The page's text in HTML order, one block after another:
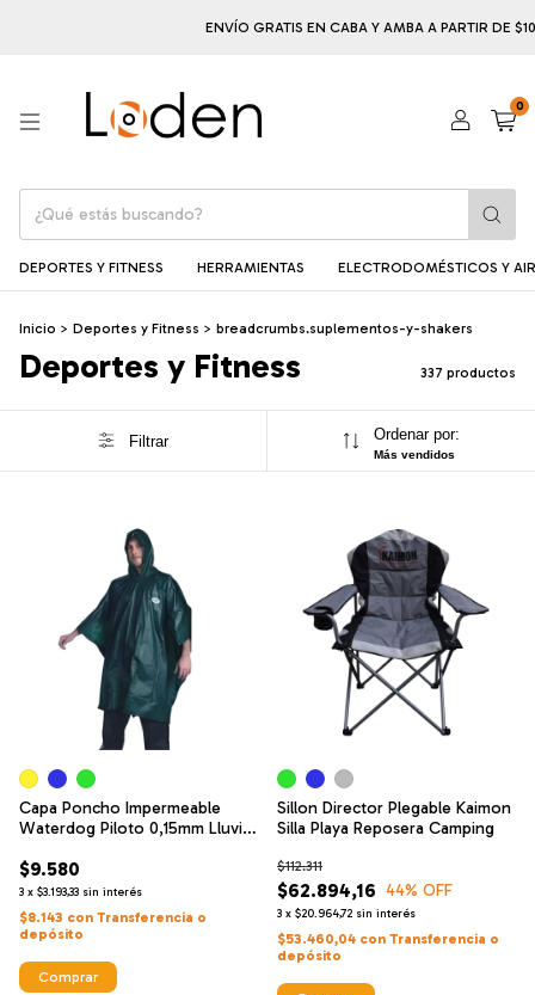
ENVÍO GRATIS EN CABA Y AMBA A PARTIR DE $100.000
0
DEPORTES Y FITNESS HERRAMIENTAS ELECTRODOMÉSTICOS Y
Inicio > Deportes y Fitness > breadcrumbs.suplementos-y-shakers
Deportes y Fitness 337 productos
Filtrar Ordenar por:
Más vendidos
Capa Poncho Impermeable
Waterdog Piloto 0,15mm Lluvia
$9.580
3 x $3.193,33 sin interés
$8.143 con Transferencia o
depósito
Comprar
Sillon Director Plegable Kaimon
Silla Playa Reposera Camping
$62.894,16
$112.311
44% OFF
3 x $20.964,72 sin interés
$53.460,04 con Transferencia o
depósito